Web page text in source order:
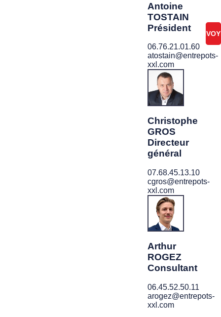
Antoine
TOSTAIN
Président
06.76.21.01.60
atostain@entrepots-
xxl.com
Christophe
GROS
Directeur
général
07.68.45.13.10
cgros@entrepots-
xxl.com
Arthur
ROGEZ
Consultant
06.45.52.50.11
arogez@entrepots-
xxl.com